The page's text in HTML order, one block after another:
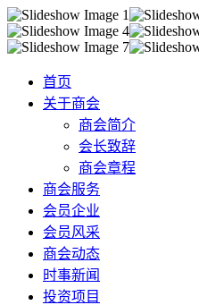
首页
关于商会
商会简介
会长致辞
商会章程
商会服务
会员企业
会员风采
商会动态
时事新闻
投资项目